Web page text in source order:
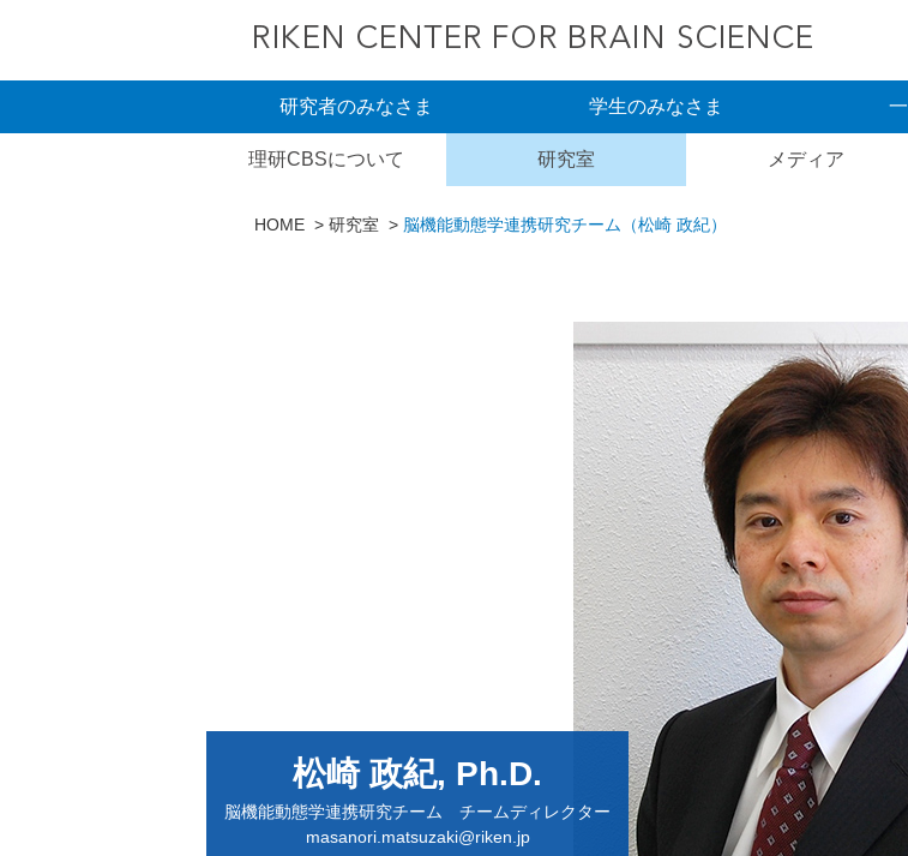
研究者のみなさま 学生のみなさま
理研CBSについて 研究室 メディア
HOME 研究室 脳機能動態学連携研究チーム（松崎 政紀）
松崎 政紀, Ph.D.
脳機能動態学連携研究チーム チームディレクター
masanori.matsuzaki@riken.jp